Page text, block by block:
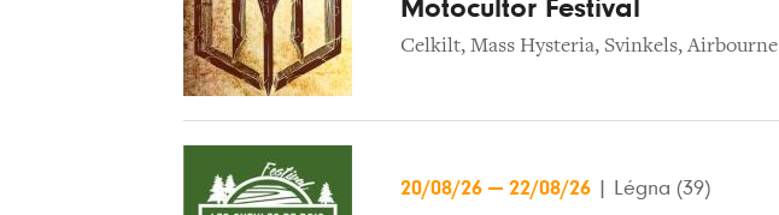
Motocultor Festival
Celkilt, Mass Hysteria, Svinkels,Airbourne
20/08/26 — 22/08/26 Légna (39)